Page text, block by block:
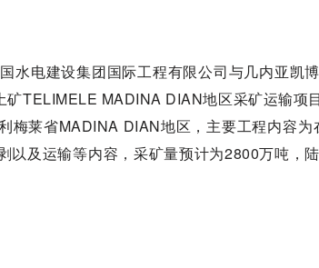
水电建设集团国际工程有限公司与几内亚凯
TELIMELE MADINA DIAN地区采矿运输项
梅莱省MADINA DIAN地区，主要工程内容
以及运输等内容，采矿量预计为2800万吨，